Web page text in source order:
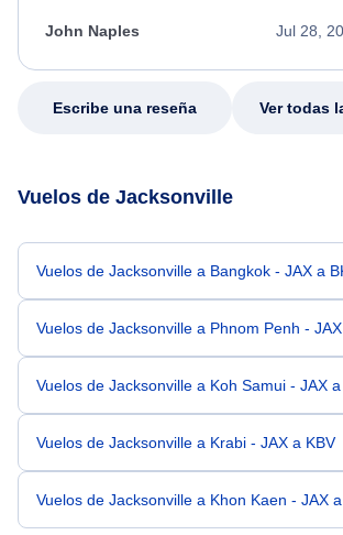
appreciate her excellent service.
Jul 28,
John Naples
Escribe una reseña Ver todas
Vuelos de Jacksonville
Vuelos de Jacksonville a Bangkok - JAX a
Vuelos de Jacksonville a Phnom Penh -
Vuelos de Jacksonville a Koh Samui - JAX
Vuelos de Jacksonville a Krabi - JAX a KBV
Vuelos de Jacksonville a Khon Kaen - JAX